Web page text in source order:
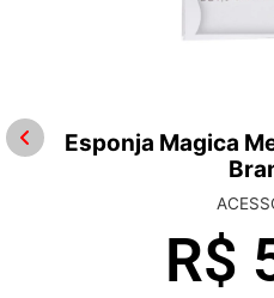
Esponja Magica
R$